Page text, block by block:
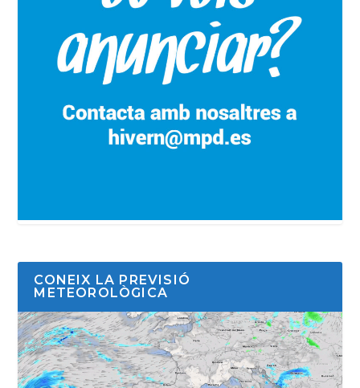
CONEIX LA PREVISIÓ
METEOROLÒGICA